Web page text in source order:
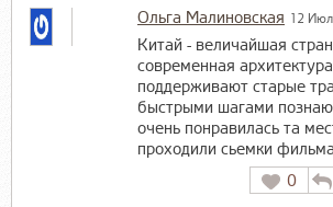
Ольга Малиновская 12
Китай - величайшая
современная
поддерживают старые
быстрыми шагами
очень понравилась та
проходили сьемки
0